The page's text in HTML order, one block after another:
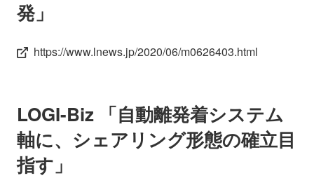
発」
https://www.lnews.jp/2020/06/m0626403.html
LOGI-Biz 「自動離発着システム
軸に、シェアリング形態の確立目
指す」